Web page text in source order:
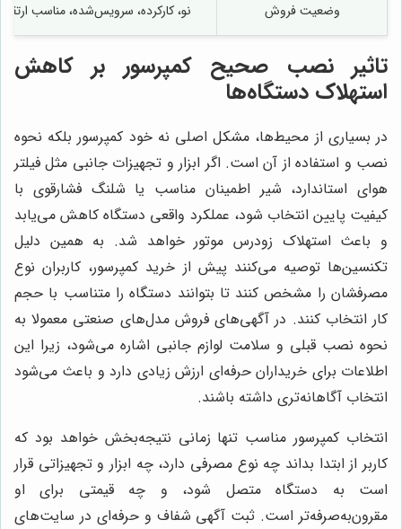
وضعیت فروش نو، کارکرده، سرویس‌شده، مناسب ارتقا
تاثیر نصب صحیح کمپرسور بر کاهش
استهلاک دستگاه‌ها
در بسیاری از محیط‌ها، مشکل اصلی نه خود کمپرسور بلکه نحوه
نصب و استفاده از آن است. اگر ابزار و تجهیزات جانبی مثل فیلتر
هوای استاندارد، شیر اطمینان مناسب یا شلنگ فشارقوی با
کیفیت پایین انتخاب شود، عملکرد واقعی دستگاه کاهش می‌یابد
و باعث استهلاک زودرس موتور خواهد شد. به همین دلیل
تکنسین‌ها توصیه می‌کنند پیش از خرید کمپرسور، کاربران نوع
مصرفشان را مشخص کنند تا بتوانند دستگاه را متناسب با حجم
کار انتخاب کنند. در آگهی‌های فروش مدل‌های صنعتی معمولا به
نحوه نصب قبلی و سلامت لوازم جانبی اشاره می‌شود، زیرا این
اطلاعات برای خریداران حرفه‌ای ارزش زیادی دارد و باعث می‌شود
انتخاب آگاهانه‌تری داشته باشند.
انتخاب کمپرسور مناسب تنها زمانی نتیجه‌بخش خواهد بود که
کاربر از ابتدا بداند چه نوع مصرفی دارد، چه ابزار و تجهیزاتی قرار
است به دستگاه متصل شود، و چه قیمتی برای او
مقرون‌به‌صرفه‌تر است. ثبت آگهی شفاف و حرفه‌ای در سایت‌های